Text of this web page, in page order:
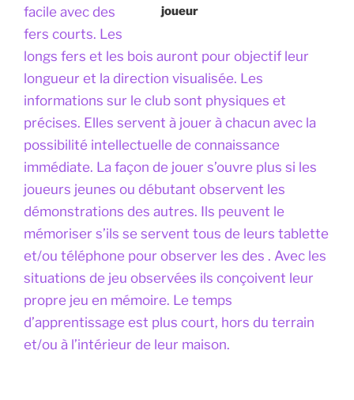
joueur
facile avec des
fers courts. Les
longs fers et les bois auront pour objectif leur
longueur et la direction visualisée. Les
informations sur le club sont physiques et
précises. Elles servent à jouer à chacun avec la
possibilité intellectuelle de connaissance
immédiate. La façon de jouer s’ouvre plus si les
joueurs jeunes ou débutant observent les
démonstrations des autres. Ils peuvent le
mémoriser s’ils se servent tous de leurs tablette
et/ou téléphone pour observer les des . Avec les
situations de jeu observées ils conçoivent leur
propre jeu en mémoire. Le temps
d’apprentissage est plus court, hors du terrain
et/ou à l’intérieur de leur maison.